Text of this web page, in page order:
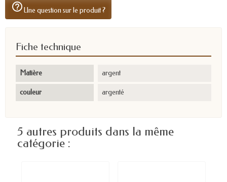
help_outlineUne question sur le produit ?
Fiche technique
Matière argent
couleur argenté
5 autres produits dans la même
catégorie :